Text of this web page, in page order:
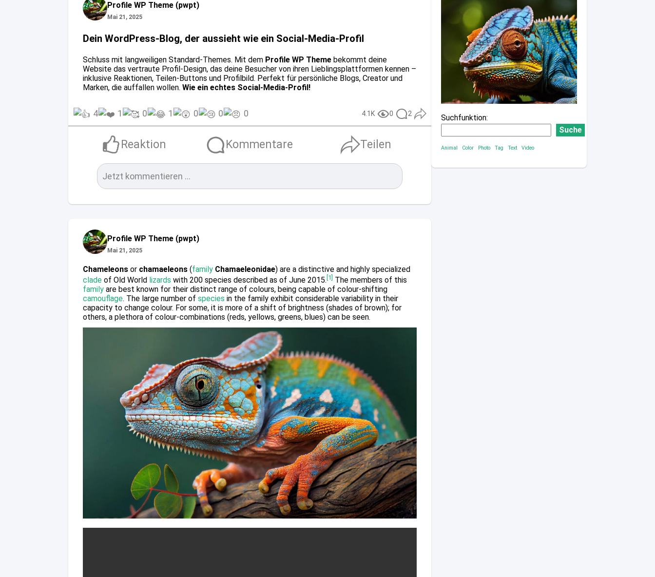
Suchfunktion:
Suche
Animal Color Photo Tag Text Video
Profile WP Theme (pwpt)
Mai 21, 2025
Dein WordPress-Blog, der aussieht wie ein Social-Media-Profil
Schluss mit langweiligen Standard-Themes. Mit dem Profile WP Theme bekommt deine
Website das vertraute Profil-Design, das deine Besucher von ihren Lieblingsplattformen kennen –
inklusive Reaktionen, Teilen-Buttons und Profilbild. Perfekt für persönliche Blogs, Creator und
Marken, die auffallen wollen. Wie ein echtes Social-Media-Profil!
4 1 0 1 0 0 0 4.1K 0 2
Reaktion Kommentare Teilen
Jetzt kommentieren ...
Profile WP Theme (pwpt)
Mai 21, 2025
Chameleons or chamaeleons (family Chamaeleonidae) are a distinctive and highly specialized
clade of Old World lizards with 200 species described as of June 2015. [1]
The members of this
family are best known for their distinct range of colours, being capable of colour-shifting
camouflage. The large number ofspecies in the family exhibit considerable variability in their
capacity to change colour. For some, it is more of a shift of brightness (shades of brown); for
others, a plethora of colour-combinations (reds, yellows, greens, blues) can be seen.